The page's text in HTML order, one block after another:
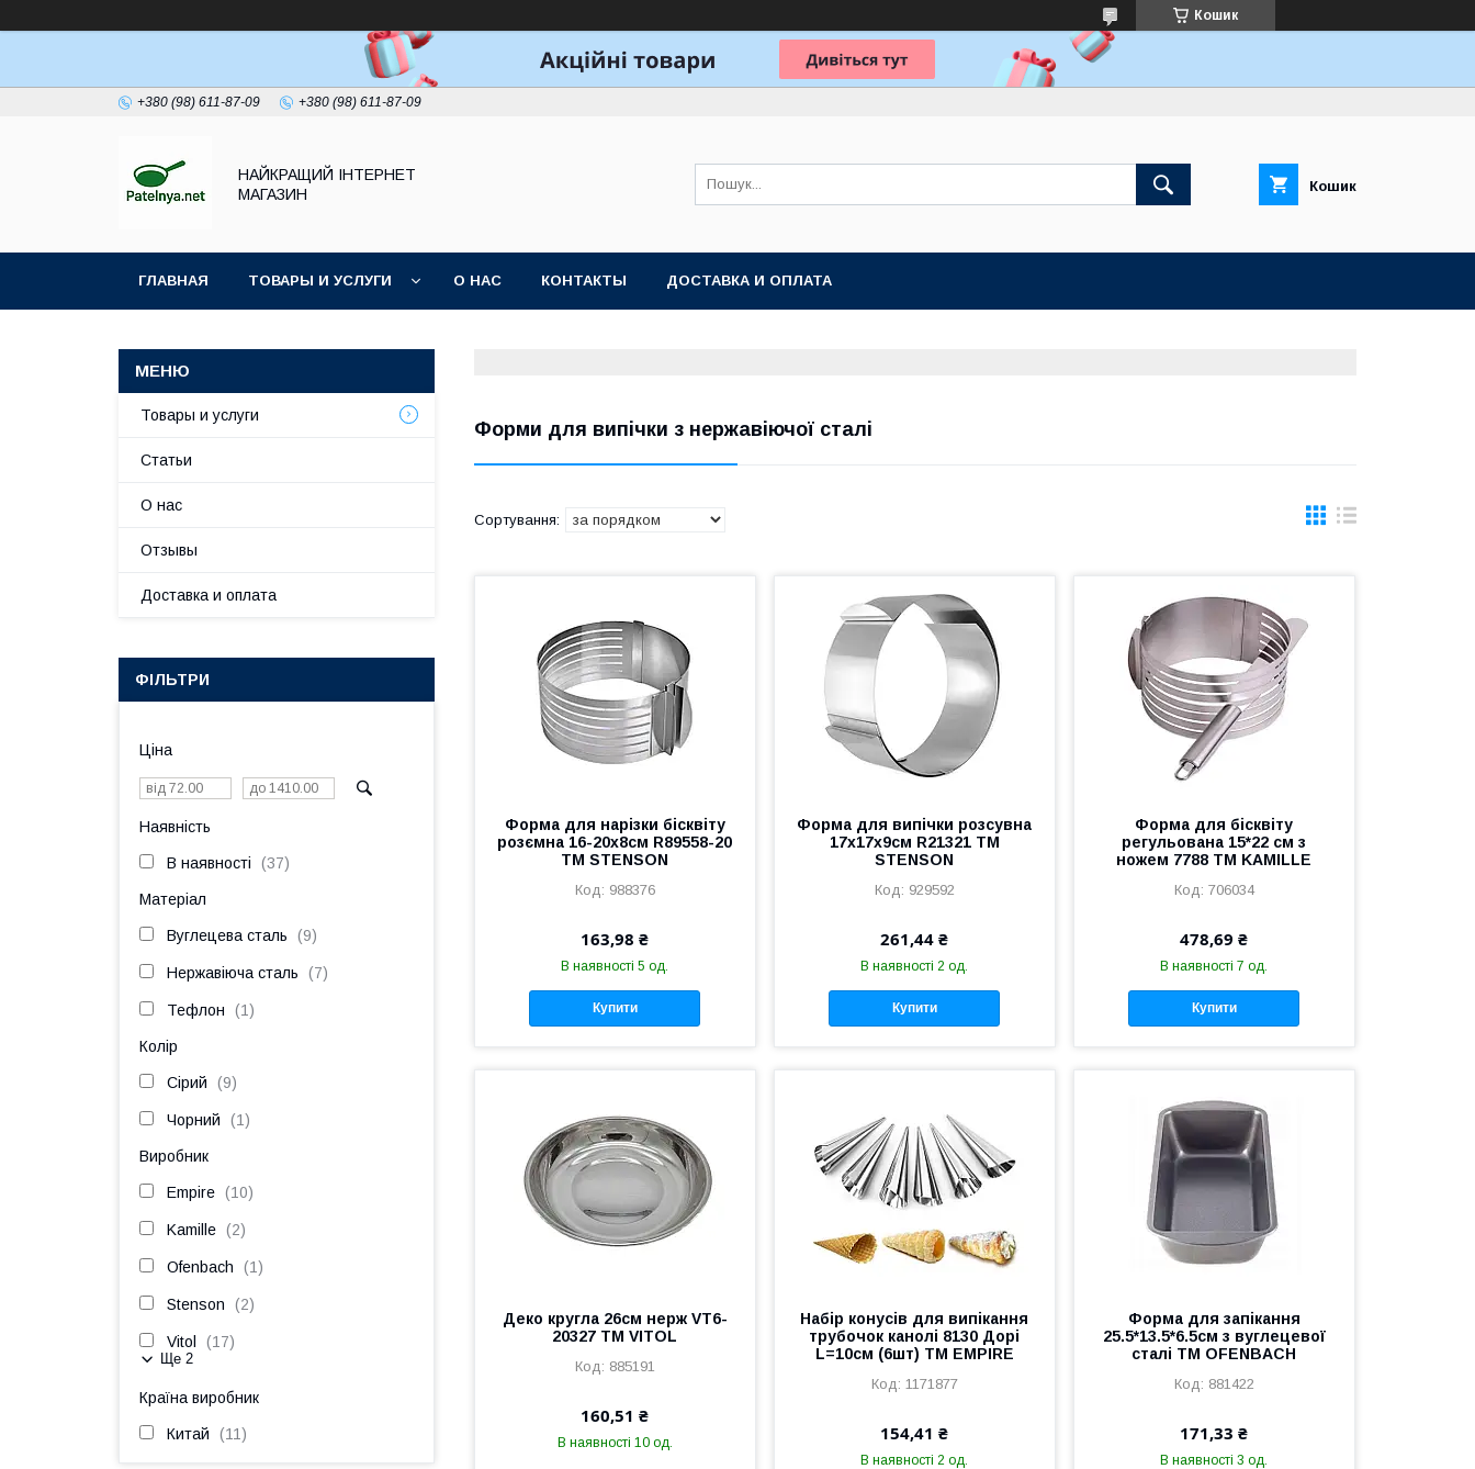
Кошик
+380 (98) 611-87-09 +380 (98) 611-87-09
НАЙКРАЩИЙ ІНТЕРНЕТ
МАГАЗИН
Кошик
ГЛАВНАЯ ТОВАРЫ И УСЛУГИ О НАС КОНТАКТЫ ДОСТАВКА И ОПЛАТА
Форми для випічки з нержавіючої сталі
Форма для нарізки бісквіту
розємна 16-20х8см R89558-20
ТМ STENSON
988376
163,98 ₴
В наявності 5 од.
Купити
Форма для випічки розсувна
17х17х9см R21321 ТМ
STENSON
929592
261,44 ₴
В наявності 2 од.
Купити
Форма для бісквіту
регульована 15*22 см з
ножем 7788 ТМ KAMILLE
706034
478,69 ₴
В наявності 7 од.
Купити
Деко кругла 26см нерж VT6-
20327 ТМ VITOL
885191
160,51 ₴
В наявності 10 од.
Набір конусів для випікання
трубочок канолі 8130 Дорі
L=10см (6шт) ТМ EMPIRE
1171877
154,41 ₴
В наявності 2 од.
Форма для запікання
25.5*13.5*6.5см з вуглецевої
сталі ТМ OFENBACH
881422
171,33 ₴
В наявності 3 од.
Товары и услуги
Статьи
О нас
Отзывы
Доставка и оплата
ФІЛЬТРИ
Ціна
Наявність
В наявності 37
Матеріал
Вуглецева сталь 9
Нержавіюча сталь 7
Тефлон 1
Колір
Сірий 9
Чорний 1
Виробник
Empire 10
Kamille 2
Ofenbach 1
Stenson 2
Vitol 17
Ще 2
Країна виробник
Китай 11